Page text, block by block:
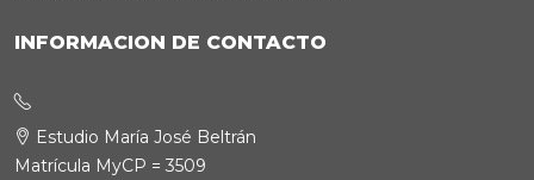
INFORMACION DE CONTACTO
Estudio María José Beltrán
Matrícula MyCP = 3509